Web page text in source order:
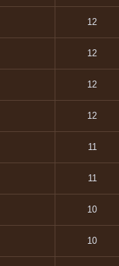
12
12
12
12
11
11
10
10